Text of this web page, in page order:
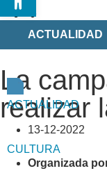
ACTUALIDAD
CULTURA
ACTUALIDAD
La
realizar
13-12-2022
Organizada